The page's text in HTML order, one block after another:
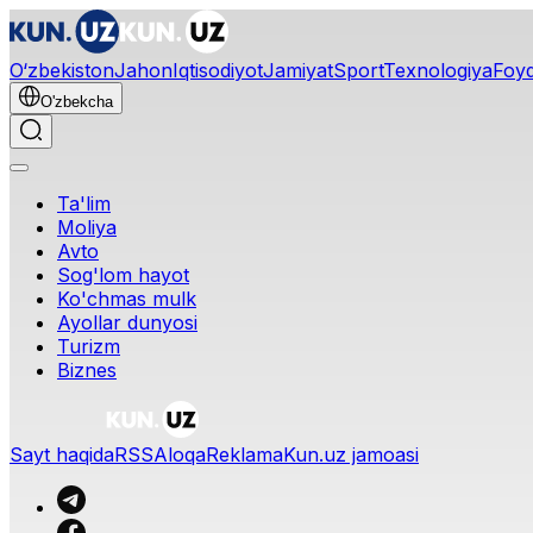
O‘zbekistonJahonIqtisodiyotJamiyatSportTexnologiya
O'zbekcha
Ta'lim
Moliya
Avto
Sog'lom hayot
Ko'chmas mulk
Ayollar dunyosi
Turizm
Biznes
O‘zbekcha
Reklama